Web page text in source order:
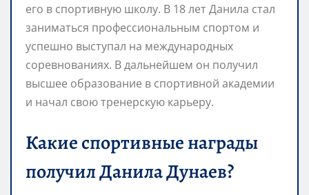
его в спортивную школу. В 18 лет Данила стал
заниматься профессиональным спортом и
успешно выступал на международных
соревнованиях. В дальнейшем он получил
высшее образование в спортивной академии
и начал свою тренерскую карьеру.
Какие спортивные награды
получил Данила Дунаев?